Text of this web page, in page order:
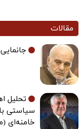
مقالات
تحلیل
سیاستی
خامنه‌ای